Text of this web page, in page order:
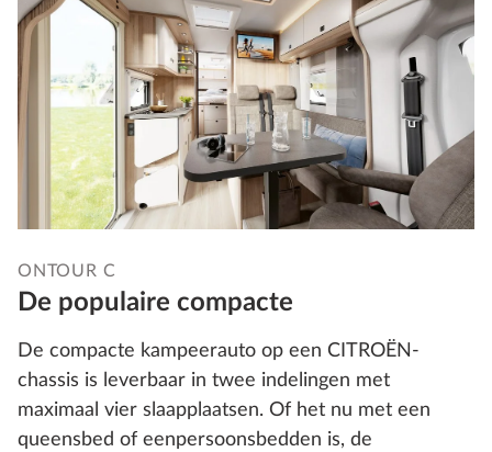
ONTOUR C
De populaire compacte
De compacte kampeerauto op een CITROËN-
chassis is leverbaar in twee indelingen met
maximaal vier slaapplaatsen. Of het nu met een
queensbed of eenpersoonsbedden is, de